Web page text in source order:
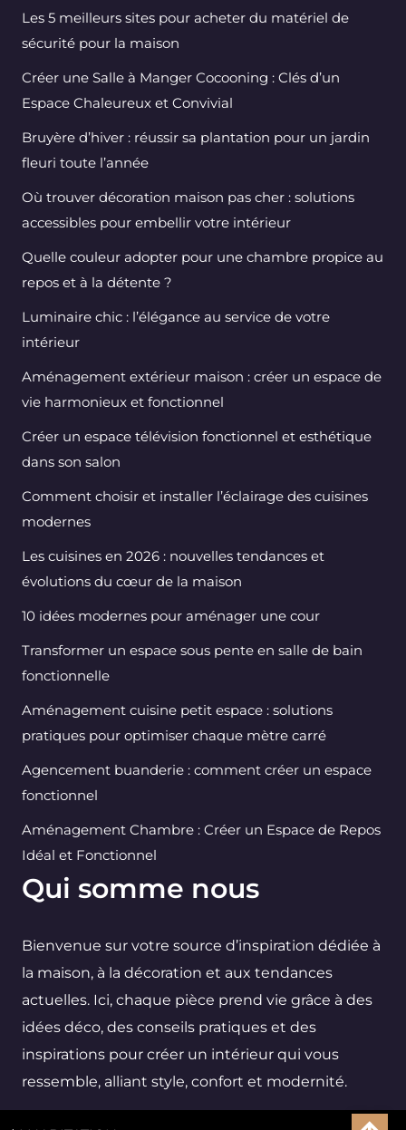
Les 5 meilleurs sites pour acheter du matériel de
sécurité pour la maison
Créer une Salle à Manger Cocooning : Clés d’un
Espace Chaleureux et Convivial
Bruyère d’hiver : réussir sa plantation pour un jardin
fleuri toute l’année
Où trouver décoration maison pas cher : solutions
accessibles pour embellir votre intérieur
Quelle couleur adopter pour une chambre propice au
repos et à la détente ?
Luminaire chic : l’élégance au service de votre
intérieur
Aménagement extérieur maison : créer un espace de
vie harmonieux et fonctionnel
Créer un espace télévision fonctionnel et esthétique
dans son salon
Comment choisir et installer l’éclairage des cuisines
modernes
Les cuisines en 2026 : nouvelles tendances et
évolutions du cœur de la maison
10 idées modernes pour aménager une cour
Transformer un espace sous pente en salle de bain
fonctionnelle
Aménagement cuisine petit espace : solutions
pratiques pour optimiser chaque mètre carré
Agencement buanderie : comment créer un espace
fonctionnel
Aménagement Chambre : Créer un Espace de Repos
Idéal et Fonctionnel
Qui somme nous
Bienvenue sur votre source d’inspiration dédiée à
la maison, à la décoration et aux tendances
actuelles. Ici, chaque pièce prend vie grâce à des
idées déco, des conseils pratiques et des
inspirations pour créer un intérieur qui vous
ressemble, alliant style, confort et modernité.